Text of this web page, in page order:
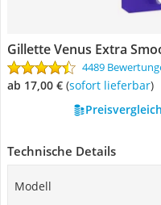
Gillette Venus Extra
4489
ab 17,00 € ( Sofort lieferbar)
Technische Details
Modell